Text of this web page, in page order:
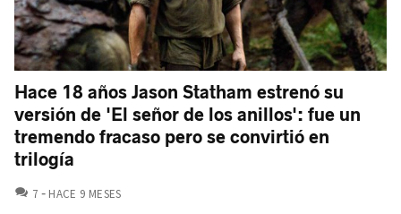
Hace 18 años Jason Statham estrenó su
versión de 'El señor de los anillos': fue un
tremendo fracaso pero se convirtió en
trilogía
7 COMENTARIOS
HACE 9 MESES